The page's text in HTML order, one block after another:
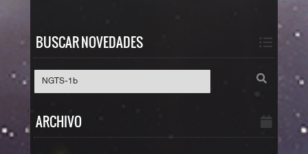
BUSCAR NOVEDADES
ARCHIVO